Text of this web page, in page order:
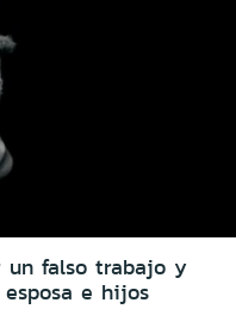
un falso trabajo y
e hijos